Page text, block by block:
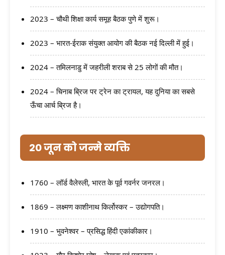
2023 – चौथी शिक्षा कार्य समूह बैठक पुणे में शुरू।
2023 – भारत-ईराक संयुक्त आयोग की बैठक नई दिल्ली में हुई।
2024 – तमिलनाडु में जहरीली शराब से 25 लोगों की मौत।
2024 – चिनाब ब्रिज पर ट्रेन का ट्रायल, यह दुनिया का सबसे
ऊँचा आर्च ब्रिज है।
20 जून को जन्मे व्यक्ति
1760 – लॉर्ड वैलेस्ली, भारत के पूर्व गवर्नर जनरल।
1869 – लक्ष्मण काशीनाथ किर्लोस्कर – उद्योगपति।
1910 – भुवनेश्वर – प्रसिद्ध हिंदी एकांकीकार।